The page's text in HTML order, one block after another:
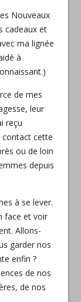
Nouveaux
cadeaux et
ma lignée
à
de mes
leur
reçu
contact cette
ou de loin
depuis
à se lever.
face et voir
Allons-
garder nos
enfin ?
de nos
de nos